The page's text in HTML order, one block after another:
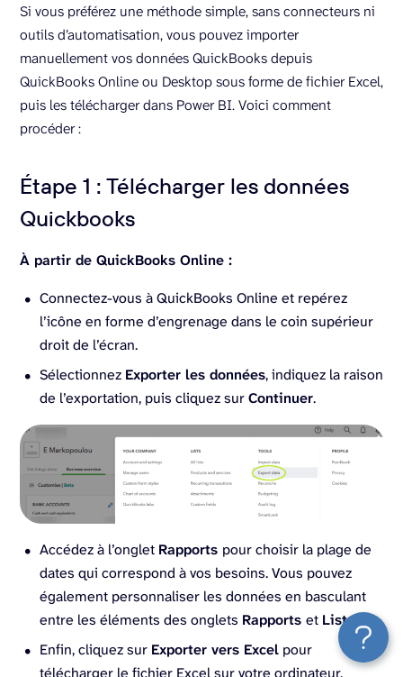
Si vous préférez une méthode simple, sans connecteurs ni
outils d’automatisation, vous pouvez importer
manuellement vos données QuickBooks depuis
QuickBooks Online ou Desktop sous forme de fichier Excel,
puis les télécharger dans Power BI. Voici comment
procéder :
Étape 1 : Télécharger les données
Quickbooks
À partir de QuickBooks Online :
Connectez-vous à QuickBooks Online et repérez
l’icône en forme d’engrenage dans le coin supérieur
droit de l’écran.
Sélectionnez Exporter les données, indiquez la raison
de l’exportation, puis cliquez surContinuer.
Accédez à l’onglet Rapports pour choisir la plage de
dates qui correspond à vos besoins. Vous pouvez
également personnaliser les données en basculant
entre les éléments des onglets Rapports et Listes
Enfin, cliquez sur Exporter vers Excel pour
télécharger le fichier Excel sur votre ordinateur.